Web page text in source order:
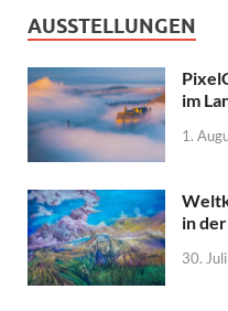
AUSSTELLUNGEN
im
1.
in
30.